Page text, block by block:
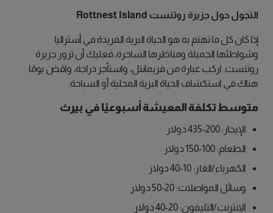
التجول حول جزيرة روتنست Rottnest Island
إذا كان كل ما تهتم به هو الحياة البرية الفريدة في أستراليا
وشواطئها الجميلة ومناظرها الساحرة، فعليك أن تزور جزيرة
روتنست. اركب عبارة من فريمانتل، واستأجر دراجة، واقض يومًا
هناك في استكشاف الحياة البرية المحلية أو السباحة.
متوسط تكلفة المعيشة أسبوعيًا في بيرث
الإيجار: 200-435 دولار
الطعام: 100-150 دولار
الكهرباء/الغاز: 10-40 دولار
وسائل المواصلات: 20-50 دولار
الإنترنت/التليفون: 20-40 دولار